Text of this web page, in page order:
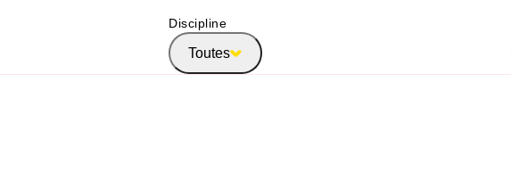
Discipline
Toutes